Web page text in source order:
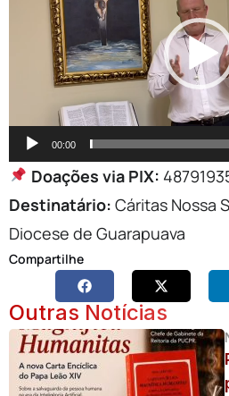
00:00
Doações via PIX:
Destinatário: Cáritas Nossa
Diocese de Guarapuava
Compartilhe
Outras Notícias